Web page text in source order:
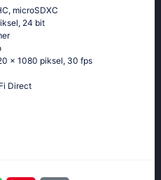
microSDXC
24 bit
x 1080 piksel, 30 fps
Direct